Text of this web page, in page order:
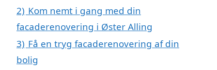
2) Kom nemt i gang med din
facaderenovering i Øster Alling
3) Få en tryg facaderenovering af din
bolig